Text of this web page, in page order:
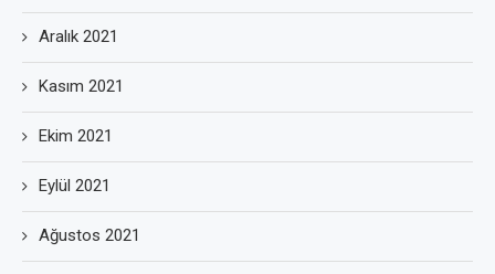
Aralık 2021
Kasım 2021
Ekim 2021
Eylül 2021
Ağustos 2021